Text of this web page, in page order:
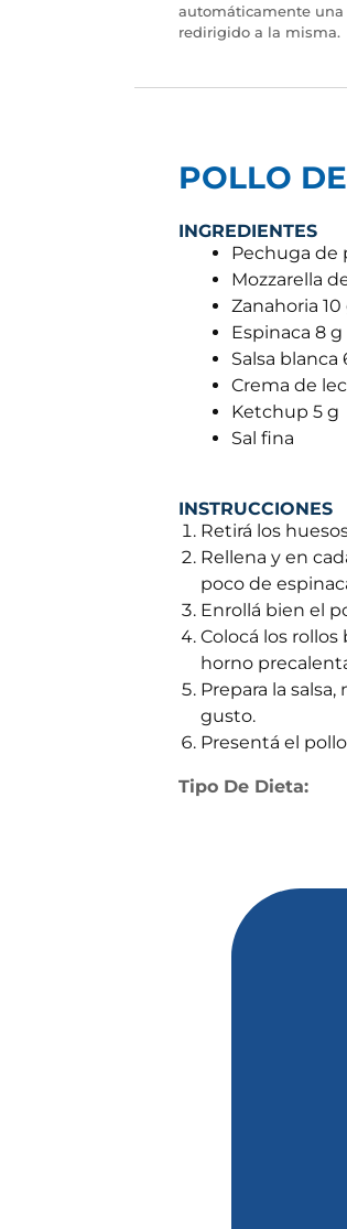
automáticamente una
redirigido a la misma.
POLLO
INGREDIENTES
Pechuga de
Mozzarella
Zanahoria 10
Espinaca 8 g
Salsa blanca
Crema de
Ketchup 5 g
Sal fina
INSTRUCCIONES
Retirá los
Rellena y en
poco de
Enrollá bien el
Colocá los
horno
Prepara la
gusto.
Presentá el
Tipo De Dieta: